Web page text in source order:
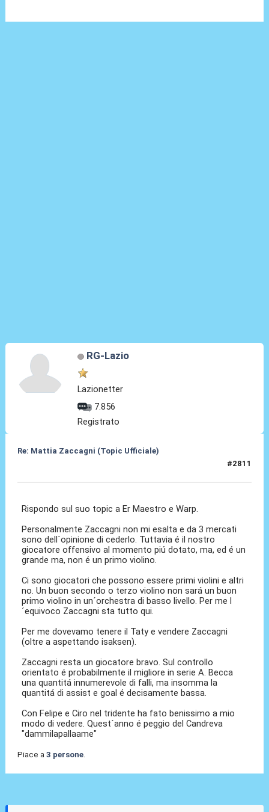
RG-Lazio
Lazionetter
7.856
Registrato
Re: Mattia Zaccagni (Topic Ufficiale)
#2811
Rispondo sul suo topic a Er Maestro e Warp.
Personalmente Zaccagni non mi esalta e da 3 mercati
sono dell´opinione di cederlo. Tuttavia é il nostro
giocatore offensivo al momento piú dotato, ma, ed é un
grande ma, non é un primo violino.
Ci sono giocatori che possono essere primi violini e altri
no. Un buon secondo o terzo violino non sará un buon
primo violino in un´orchestra di basso livello. Per me l
´equivoco Zaccagni sta tutto qui.
Per me dovevamo tenere il Taty e vendere Zaccagni
(oltre a aspettando isaksen).
Zaccagni resta un giocatore bravo. Sul controllo
orientato é probabilmente il migliore in serie A. Becca
una quantitá innumerevole di falli, ma insomma la
quantitá di assist e goal é decisamente bassa.
Con Felipe e Ciro nel tridente ha fato benissimo a mio
modo di vedere. Quest´anno é peggio del Candreva
"dammilapallaame"
Piace a 3 persone.